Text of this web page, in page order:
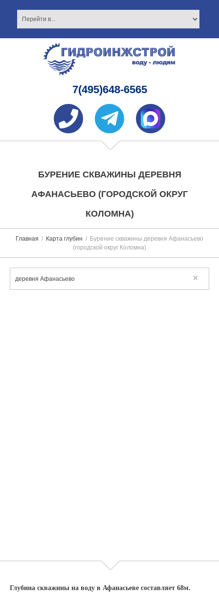
7(495)648-6565
БУРЕНИЕ СКВАЖИНЫ ДЕРЕВНЯ
АФАНАСЬЕВО (ГОРОДСКОЙ ОКРУГ
КОЛОМНА)
Главная Карта глубин
Бурение скважины деревня Афанасьево
(городской округ Коломна)
Глубина скважины на воду в Афанасьеве составляет 68м.